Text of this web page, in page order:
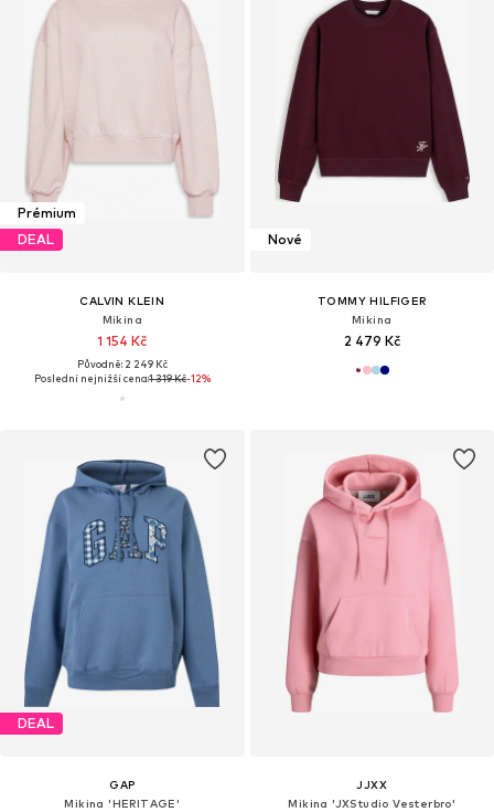
Prémium
DEAL
CALVIN KLEIN
Mikina
1 154 Kč
Původně: 2 249 Kč
Poslední nejnižší cena:1 319 Kč-12%
Nové
TOMMY HILFIGER
Mikina
2 479 Kč
DEAL
GAP
Mikina 'HERITAGE'
JJXX
Mikina 'JXStudio Vesterbro'